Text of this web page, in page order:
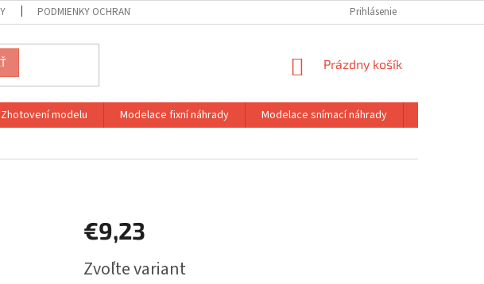
PODMIENKY OCHRANY OSOBNÝCH ÚDAJOV Prihlásenie
NÁKUPNÝ
Prázdny košík
Zhotovení modelu Modelace fixní náhrady Modelace snímací náhrady
€9,23
cena:
Zvoľte variant